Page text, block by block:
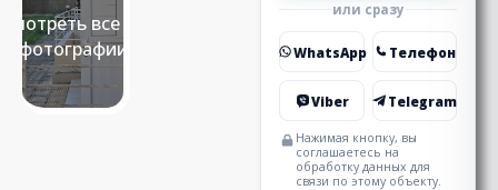
Смотреть все 15
фотографии
или сразу
WhatsApp Телефон
Viber Telegram
Нажимая кнопку, вы
соглашаетесь на
обработку данных для
связи по этому объекту.